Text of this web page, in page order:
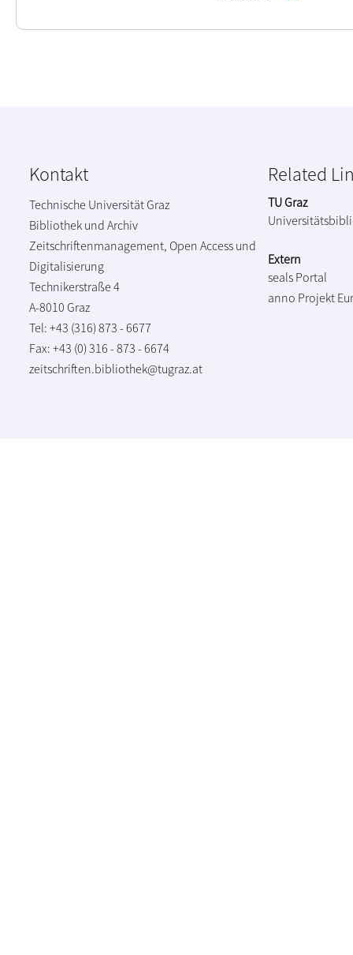
Kontakt
Technische Universität Graz
Bibliothek und Archiv
Zeitschriftenmanagement, Open Access und
Digitalisierung
Technikerstraße 4
A-8010 Graz
Tel: +43 (316) 873 - 6677
Fax: +43 (0) 316 - 873 - 6674
zeitschriften.bibliothek@tugraz.at
Related
TU Graz
Extern
seals Portal
anno Projekt